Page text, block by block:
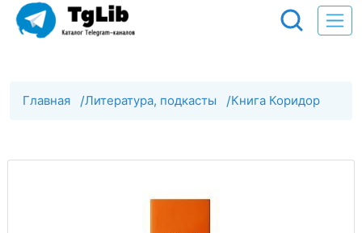
Главная /Литература, подкасты /Книга Коридор